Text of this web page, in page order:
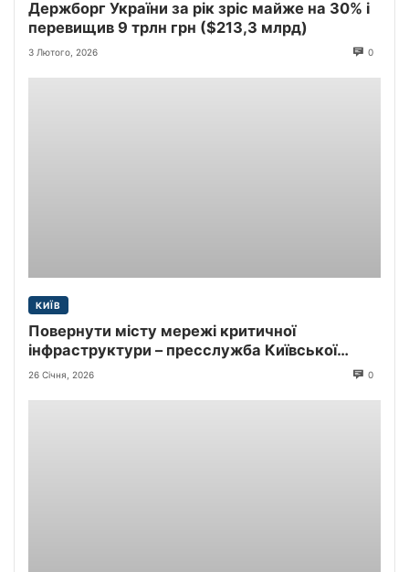
Держборг України за рік зріс майже на 30% і
перевищив 9 трлн грн ($213,3 млрд)
3 Лютого, 2026 0
КИЇВ
Повернути місту мережі критичної
інфраструктури – пресслужба Київської
міської прокуратури
26 Січня, 2026 0